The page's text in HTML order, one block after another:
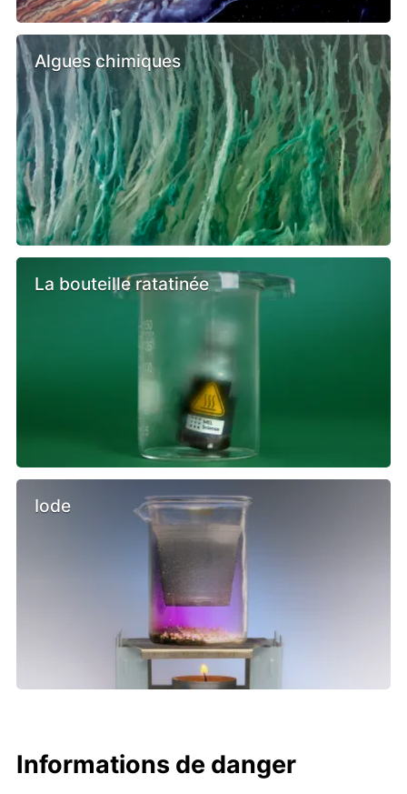
Algues chimiques
La bouteille ratatinée
Iode
Informations de danger